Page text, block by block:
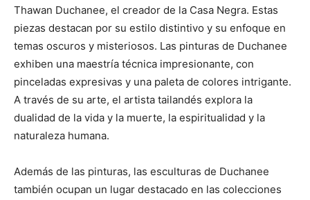
Thawan Duchanee, el creador de la Casa Negra. Estas
piezas destacan por su estilo distintivo y su enfoque en
temas oscuros y misteriosos. Las pinturas de Duchanee
exhiben una maestría técnica impresionante, con
pinceladas expresivas y una paleta de colores intrigante.
A través de su arte, el artista tailandés explora la
dualidad de la vida y la muerte, la espiritualidad y la
naturaleza humana.
Además de las pinturas, las esculturas de Duchanee
también ocupan un lugar destacado en las colecciones